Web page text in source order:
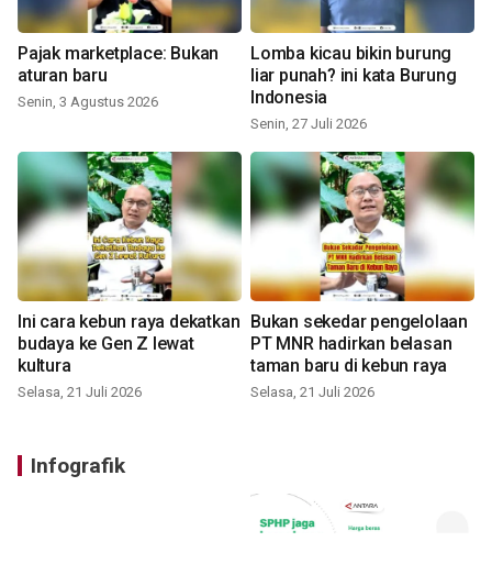
Pajak marketplace: Bukan
aturan baru
Senin, 3 Agustus 2026
Lomba kicau bikin burung
liar punah? ini kata Burung
Indonesia
Senin, 27 Juli 2026
Ini cara kebun raya dekatkan
budaya ke Gen Z lewat
kultura
Selasa, 21 Juli 2026
Bukan sekedar pengelolaan
PT MNR hadirkan belasan
taman baru di kebun raya
Selasa, 21 Juli 2026
Infografik